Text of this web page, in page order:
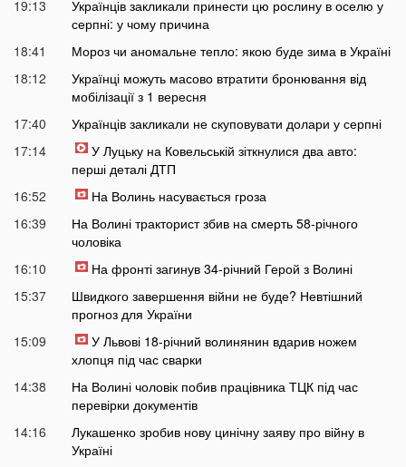
19:13
Українців закликали принести цю рослину в оселю у
серпні: у чому причина
18:41
Мороз чи аномальне тепло: якою буде зима в Україні
18:12
Українці можуть масово втратити бронювання від
мобілізації з 1 вересня
17:40
Українців закликали не скуповувати долари у серпні
17:14
У Луцьку на Ковельській зіткнулися два авто:
перші деталі ДТП
16:52
На Волинь насувається гроза
16:39
На Волині тракторист збив на смерть 58-річного
чоловіка
16:10
На фронті загинув 34-річний Герой з Волині
15:37
Швидкого завершення війни не буде? Невтішний
прогноз для України
15:09
У Львові 18-річний волинянин вдарив ножем
хлопця під час сварки
14:38
На Волині чоловік побив працівника ТЦК під час
перевірки документів
14:16
Лукашенко зробив нову цинічну заяву про війну в
Україні